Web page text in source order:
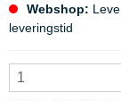
Webshop:
leveringstid